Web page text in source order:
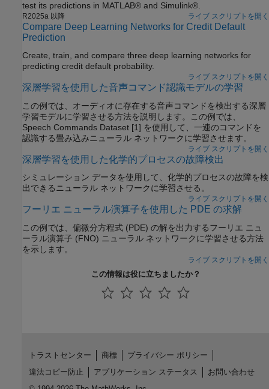
test its predictions in MATLAB® and Simulink®.
R2025a 以降 ライブ スクリプトを開く
Compare Deep Learning Networks for Credit Default
Prediction
Create, train, and compare three deep learning networks for
predicting credit default probability.
ライブ スクリプトを開く
深層学習を使用した音声コマンド認識モデルの学習
この例では、オーディオに存在する音声コマンドを検出する深層
学習モデルに学習させる方法を説明します。この例では、
Speech Commands Dataset [1] を使用して、一連のコマンドを
認識する畳み込みニューラル ネットワークに学習させます。
ライブ スクリプトを開く
深層学習を使用した化学的プロセスの故障検出
シミュレーション データを使用して、化学的プロセスの故障を検
出できるニューラル ネットワークに学習させる。
ライブ スクリプトを開く
フーリエ ニューラル演算子を使用した PDE の求解
この例では、偏微分方程式 (PDE) の解を出力するフーリエ ニュ
ーラル演算子 (FNO) ニューラル ネットワークに学習させる方法
を示します。
ライブ スクリプトを開く
この情報は役に立ちましたか？
トラストセンター 商標
プライバシー ポリシー
違法コピー防止
アプリケーション ステータス
お問い合わせ